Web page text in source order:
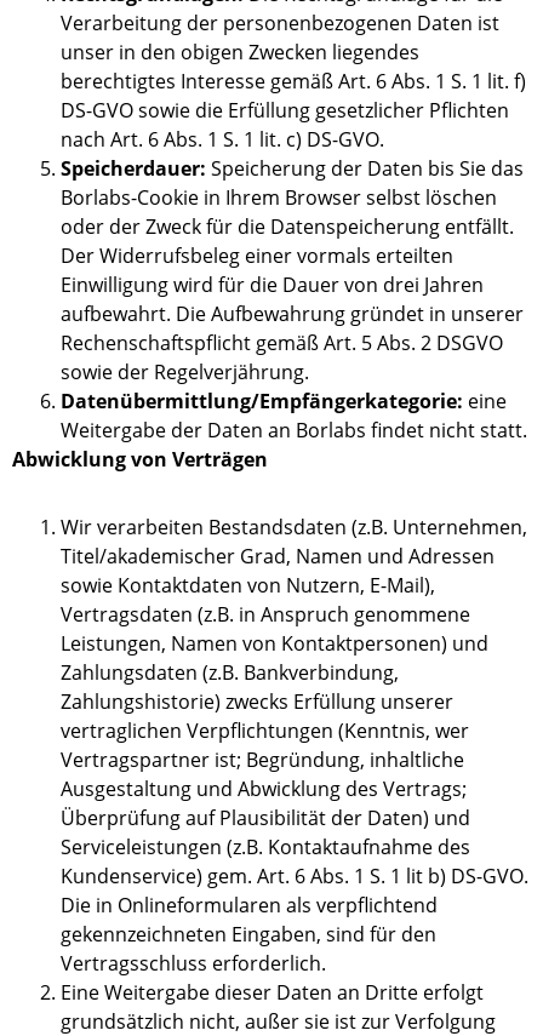
Verarbeitung der personenbezogenen Daten ist
unser in den obigen Zwecken liegendes
berechtigtes Interesse gemäß Art. 6 Abs. 1 S. 1 lit. f)
DS-GVO sowie die Erfüllung gesetzlicher Pflichten
nach Art. 6 Abs. 1 S. 1 lit. c) DS-GVO.
Speicherdauer: Speicherung der Daten bis Sie das
Borlabs-Cookie in Ihrem Browser selbst löschen
oder der Zweck für die Datenspeicherung entfällt.
Der Widerrufsbeleg einer vormals erteilten
Einwilligung wird für die Dauer von drei Jahren
aufbewahrt. Die Aufbewahrung gründet in unserer
Rechenschaftspflicht gemäß Art. 5 Abs. 2 DSGVO
sowie der Regelverjährung.
Datenübermittlung/Empfängerkategorie: eine
Weitergabe der Daten an Borlabs findet nicht statt.
Abwicklung von Verträgen
Wir verarbeiten Bestandsdaten (z.B. Unternehmen,
Titel/akademischer Grad, Namen und Adressen
sowie Kontaktdaten von Nutzern, E-Mail),
Vertragsdaten (z.B. in Anspruch genommene
Leistungen, Namen von Kontaktpersonen) und
Zahlungsdaten (z.B. Bankverbindung,
Zahlungshistorie) zwecks Erfüllung unserer
vertraglichen Verpflichtungen (Kenntnis, wer
Vertragspartner ist; Begründung, inhaltliche
Ausgestaltung und Abwicklung des Vertrags;
Überprüfung auf Plausibilität der Daten) und
Serviceleistungen (z.B. Kontaktaufnahme des
Kundenservice) gem. Art. 6 Abs. 1 S. 1 lit b) DS-GVO.
Die in Onlineformularen als verpflichtend
gekennzeichneten Eingaben, sind für den
Vertragsschluss erforderlich.
Eine Weitergabe dieser Daten an Dritte erfolgt
grundsätzlich nicht, außer sie ist zur Verfolgung